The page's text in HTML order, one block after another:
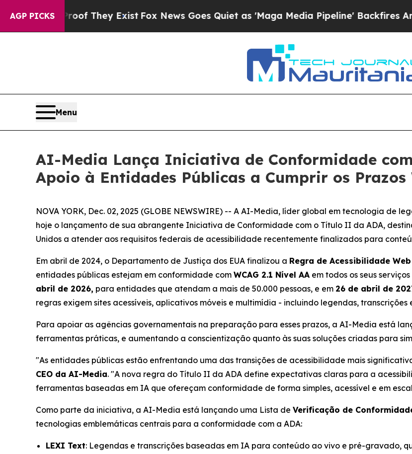
AGP PICKS
no Proof They ExistFox News Goes Quiet as 'Maga Media Pipeline' Backfires Amid
Menu
AI-Media Lança Iniciativa de Conformidade
Apoio à Entidades Públicas a Cumprir os Prazos
NOVA YORK, Dec. 02, 2025 (GLOBE NEWSWIRE) -- A AI-Media, líder global em tecnologia de
hoje o lançamento de sua abrangente Iniciativa de Conformidade com o Título II da ADA,
Unidos a atender aos requisitos federais de acessibilidade recentemente finalizados para
Em abril de 2024, o Departamento de Justiça dos EUA finalizou a Regra de Acessibilidade
entidades públicas estejam em conformidade com WCAG 2.1 Nível AA em todos os seus
abril de 2026, para entidades que atendam a mais de 50.000 pessoas, e em 26 de abril de
regras exigem sites acessíveis, aplicativos móveis e multimídia - incluindo legendas, transcrições
Para apoiar as agências governamentais na preparação para esses prazos, a AI-Media está
ferramentas práticas, e aumentando a conscientização quanto às suas soluções criadas para
"As entidades públicas estão enfrentando uma das transições de acessibilidade mais
CEO da AI-Media. "A nova regra do Título II da ADA define expectativas claras para a
ferramentas baseadas em IA que ofereçam conformidade de forma simples, acessível e em
Como parte da iniciativa, a AI-Media está lançando uma Lista de Verificação de
tecnologias emblemáticas centrais para a conformidade com a ADA:
LEXI Text: Legendas e transcrições baseadas em IA para conteúdo ao vivo e pré-gravado,